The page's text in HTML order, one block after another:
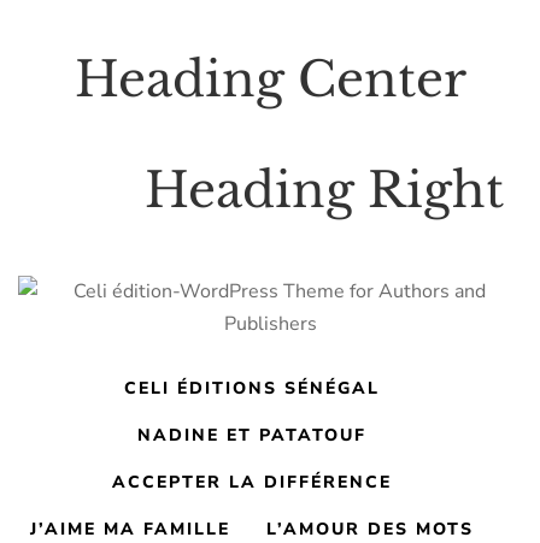
Heading Center
Heading Right
CELI ÉDITIONS SÉNÉGAL
NADINE ET PATATOUF
ACCEPTER LA DIFFÉRENCE
J’AIME MA FAMILLE L’AMOUR DES MOTS